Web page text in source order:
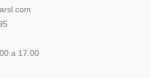
a 17.00